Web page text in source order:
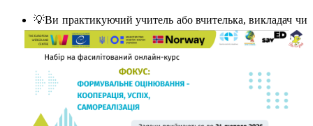
💡Ви практикуючий учитель або вчителька, викладач чи